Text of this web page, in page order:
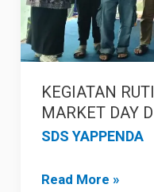
KEGIATAN
MARKET DAY
SDS YAPPENDA
SDS
YAPPENDA
Read More »